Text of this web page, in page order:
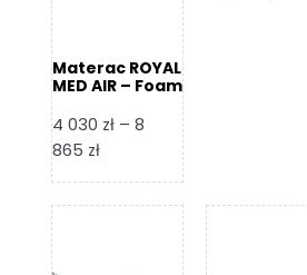
Materac ROYAL
MED AIR – Foam
4 030 zł – 8
865 złZakres
od